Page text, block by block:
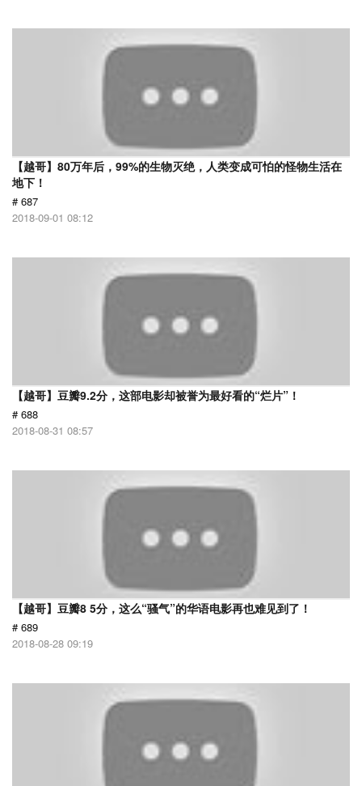
【越哥】80万年后，99%的生物灭绝，人类变成可怕的怪物生活在
地下！
# 687
2018-09-01 08:12
【越哥】豆瓣9.2分，这部电影却被誉为最好看的“烂片”！
# 688
2018-08-31 08:57
【越哥】豆瓣8 5分，这么“骚气”的华语电影再也难见到了！
# 689
2018-08-28 09:19